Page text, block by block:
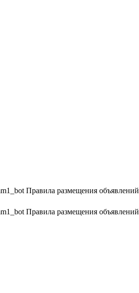
Правила размещения объявлений
Правила размещения объявлений